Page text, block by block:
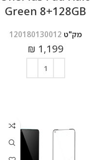
Green 8+128GB
מק"ט 120180130012
₪ 1,199